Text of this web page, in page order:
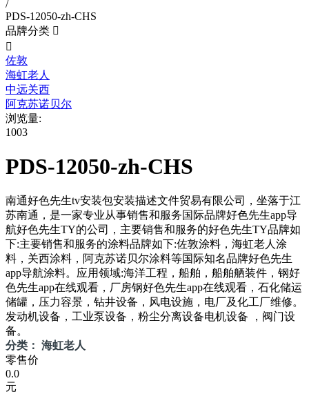
/
PDS-12050-zh-CHS
品牌分类 

佐敦
海虹老人
中远关西
阿克苏诺贝尔
浏览量:
1003
PDS-12050-zh-CHS
南通好色先生tv安装包安装描述文件贸易有限公司，坐落于江
苏南通，是一家专业从事销售和服务国际品牌好色先生app导
航好色先生TY的公司，主要销售和服务的好色先生TY品牌如
下:主要销售和服务的涂料品牌如下:佐敦涂料，海虹老人涂
料，关西涂料，阿克苏诺贝尔涂料等国际知名品牌好色先生
app导航涂料。应用领域:海洋工程，船舶，船舶舾装件，钢好
色先生app在线观看，厂房钢好色先生app在线观看，石化储运
储罐，压力容景，钻井设备，风电设施，电厂及化工厂维修。
发动机设备，工业泵设备，粉尘分离设备电机设备 ，阀门设
备。
分类： 海虹老人
零售价
0.0
元